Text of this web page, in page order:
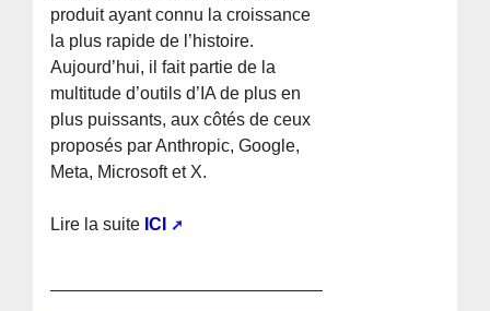
produit ayant connu la croissance
la plus rapide de l’histoire.
Aujourd’hui, il fait partie de la
multitude d’outils d’IA de plus en
plus puissants, aux côtés de ceux
proposés par Anthropic, Google,
Meta, Microsoft et X.
Lire la suite ICI